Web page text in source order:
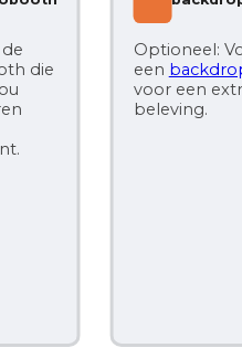
Optioneel: Voeg
backdroptoe
voor een extra
beleving.